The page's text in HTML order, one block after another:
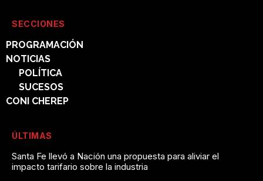
SECCIONES
PROGRAMACIÓN
NOTICIAS
POLÍTICA
SUCESOS
CONI CHEREP
ÚLTIMAS
Santa Fe llevó a Nación una propuesta para aliviar el
impacto tarifario sobre la industria